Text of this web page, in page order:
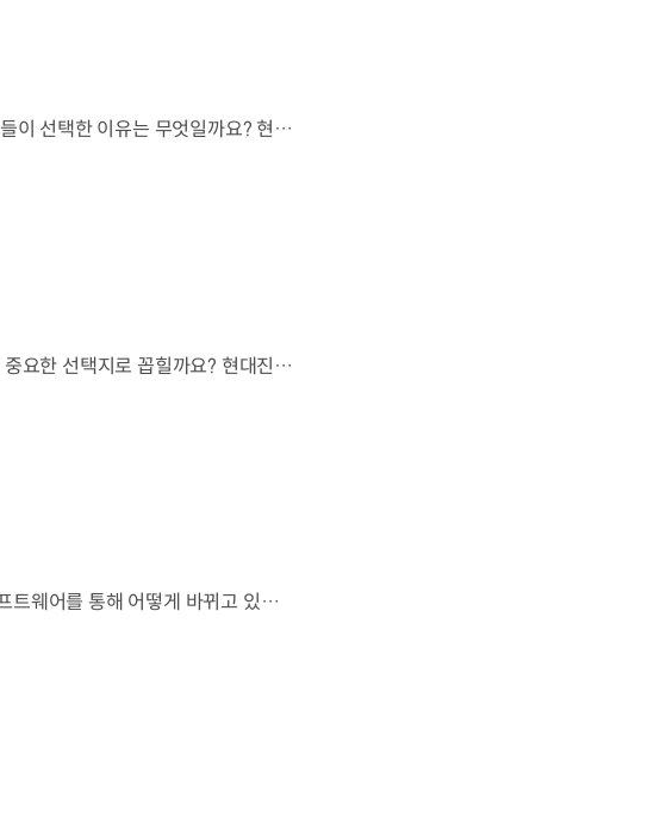
현대자동차 하이브리드 누적 판매 500만 대.많은 운전자들이 선택한 이유는 무엇일까요? 현대진행형 팟캐스트 EP.21에서 확인하세요.📻 #현대자동차그룹 #현대진행형 #모빌리티팟캐스트 #하이브리드 #연료 #미래모빌리티 #모빌리티
오랫동안 미래 에너지로 사용되어 온 수소.왜 지금까지도 중요한 선택지로 꼽힐까요? 현대진행형 팟캐스트 EP.21에서 확인하세요.📻 #현대자동차그룹 #현대진행형 #모빌리티팟캐스트 #수소전기차 #수소에너지 #연료 #미래모빌리티 #모빌리티
엔진으로 움직이는 기계로 여겨졌던 자동차.배터리와 소프트웨어를 통해 어떻게 바뀌고 있을까요? 현대진행형 팟캐스트 EP.21에서 확인하세요.📻 #현대자동차그룹 #현대진행형 #모빌리티팟캐스트 #SDV #전기차 #연료 #미래모빌리티 #모빌리티